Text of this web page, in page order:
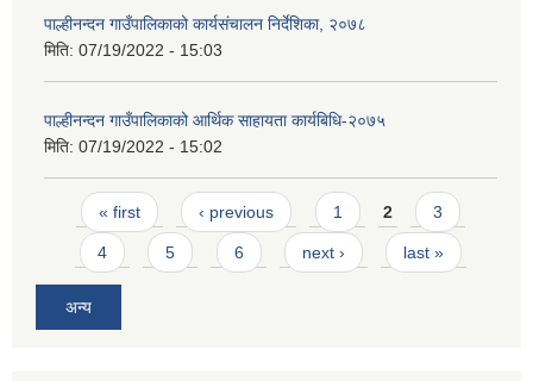
पाल्हीनन्दन गाउँपालिकाको कार्यसंचालन निर्देशिका, २०७८
मिति: 07/19/2022 - 15:03
पाल्हीनन्दन गाउँपालिकाको आर्थिक साहायता कार्यबिधि-२०७५
मिति: 07/19/2022 - 15:02
Pages
« first ‹ previous 1 2 3
4 5 6 next › last »
अन्य